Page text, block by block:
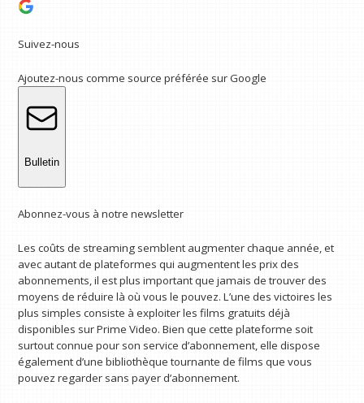
Suivez-nous
Ajoutez-nous comme source préférée sur Google
Bulletin
Abonnez-vous à notre newsletter
Les coûts de streaming semblent augmenter chaque année, et
avec autant de plateformes qui augmentent les prix des
abonnements, il est plus important que jamais de trouver des
moyens de réduire là où vous le pouvez. L’une des victoires les
plus simples consiste à exploiter les films gratuits déjà
disponibles sur Prime Video. Bien que cette plateforme soit
surtout connue pour son service d’abonnement, elle dispose
également d’une bibliothèque tournante de films que vous
pouvez regarder sans payer d’abonnement.